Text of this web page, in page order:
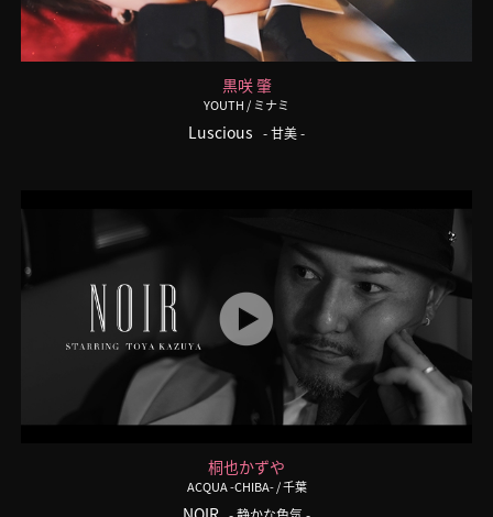
黒咲 肇
YOUTH/ ミナミ
Luscious - 甘美 -
桐也かずや
ACQUA -CHIBA-/ 千葉